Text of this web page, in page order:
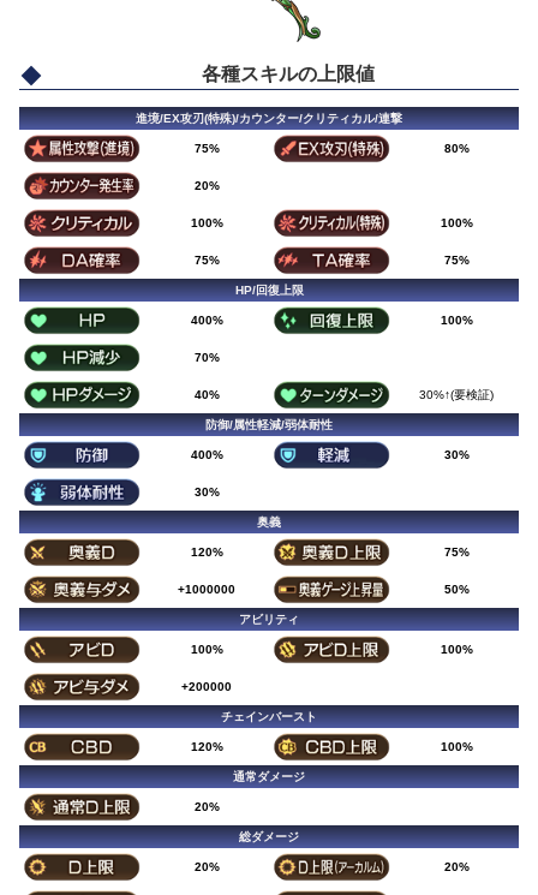
各種スキルの上限値
進境/EX攻刃(特殊)/カウンター/クリティカル/連撃
75% 80%
20%
100% 100%
75% 75%
HP/回復上限
400% 100%
70%
40% 30%↑(要検証)
防御/属性軽減/弱体耐性
400% 30%
30%
奥義
120% 75%
+1000000 50%
アビリティ
100% 100%
+200000
チェインバースト
120% 100%
通常ダメージ
20%
総ダメージ
20% 20%